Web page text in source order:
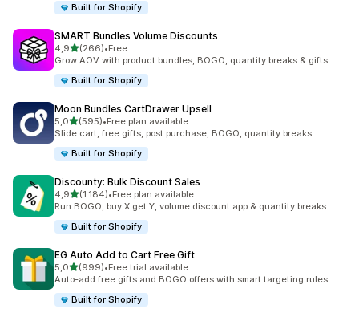
Built for Shopify
SMART Bundles Volume Discounts
4,95 yıldız üzerinden
(266)
toplam 266 değerlendirme
•Free
Grow AOV with product bundles, BOGO, quantity breaks & gifts
Built for Shopify
Moon Bundles CartDrawer Upsell
5,05 yıldız üzerinden
(595)
toplam 595 değerlendirme
•Free plan available
Slide cart, free gifts, post purchase, BOGO, quantity breaks
Built for Shopify
Discounty: Bulk Discount Sales
4,95 yıldız üzerinden
(1.184)
toplam 1184 değerlendirme
•Free plan available
Run BOGO, buy X get Y, volume discount app & quantity breaks
Built for Shopify
EG Auto Add to Cart Free Gift
5,05 yıldız üzerinden
(999)
toplam 999 değerlendirme
•Free trial available
Auto-add free gifts and BOGO offers with smart targeting rules
Built for Shopify